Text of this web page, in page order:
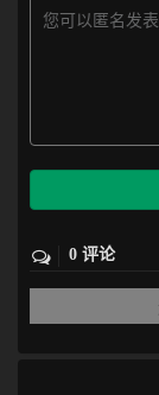
您可以匿名发
0 评论